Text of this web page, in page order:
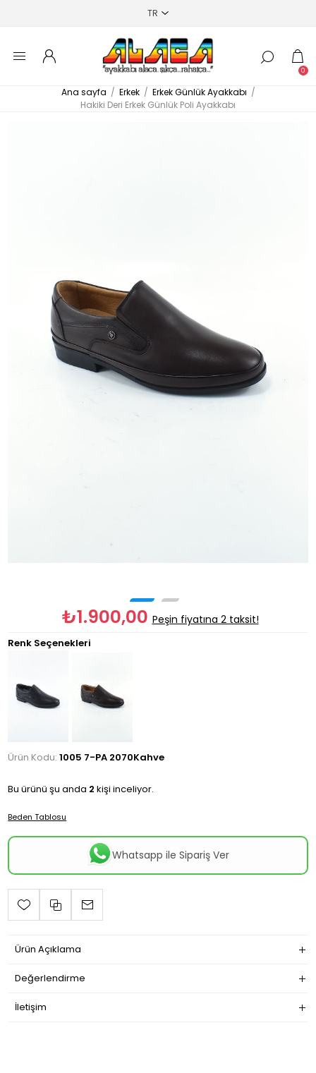
0
Ana sayfa / Erkek / Erkek Günlük Ayakkabı /
Hakiki Deri Erkek Günlük Poli Ayakkabı
₺1.900,00 Peşin fiyatına 2 taksit!
Renk Seçenekleri
Ürün Kodu: 1005 7-PA 2070Kahve
Bu ürünü şu anda 2 kişi inceliyor.
Beden Tablosu
Whatsapp ile Sipariş Ver
Ürün Açıklama
Değerlendirme
İletişim